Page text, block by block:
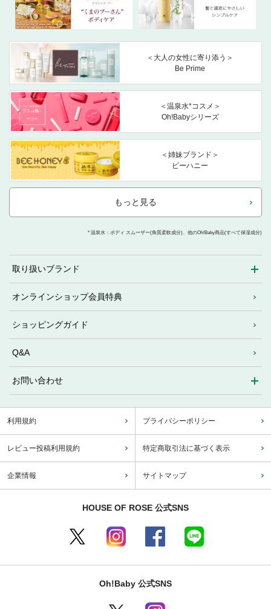
＜大人の女性に寄り添う＞
Be Prime
＜温泉水*コスメ＞
Oh!Babyシリーズ
＜姉妹ブランド＞
ビーハニー
もっと見る
* 温泉水：ボディ スムーザー(角質柔軟成分)、他のOh!Baby商品(すべて保湿成分)
取り扱いブランド
オンラインショップ会員特典
ショッピングガイド
Q&A
お問い合わせ
利用規約 プライバシーポリシー
レビュー投稿利用規約 特定商取引法に基づく表示
企業情報 サイトマップ
HOUSE OF ROSE 公式SNS
Oh!Baby 公式SNS